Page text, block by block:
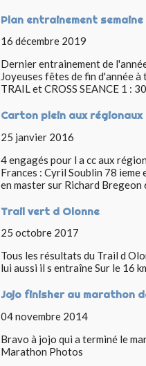
Plan entrainement semaine
16 décembre 2019
Dernier entrainement de
Joyeuses fêtes de fin d'année
TRAIL et CROSS SEANCE 1 :
Carton plein aux
25 janvier 2016
4 engagés pour l a cc aux
Frances : Cyril Soublin 78
en master sur Richard Bregeon
Trail vert d Olonne
25 octobre 2017
Tous les résultats du Trail d
lui aussi il s entraîne Sur le 16
Jojo finisher au marathon
04 novembre 2014
Bravo à jojo qui a terminé le
Marathon Photos